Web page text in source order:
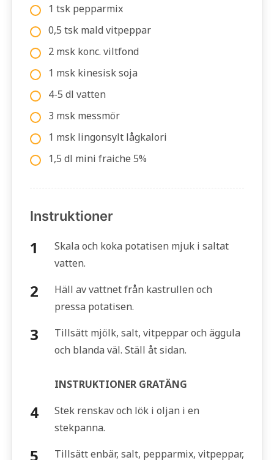
1 tsk pepparmix
0,5 tsk mald vitpeppar
2 msk konc. viltfond
1 msk kinesisk soja
4-5 dl vatten
3 msk messmör
1 msk lingonsylt lågkalori
1,5 dl mini fraiche 5%
Instruktioner
Skala och koka potatisen mjuk i saltat
vatten.
Häll av vattnet från kastrullen och
pressa potatisen.
Tillsätt mjölk, salt, vitpeppar och äggula
och blanda väl. Ställ åt sidan.
INSTRUKTIONER GRATÄNG
Stek renskav och lök i oljan i en
stekpanna.
Tillsätt enbär, salt, pepparmix, vitpeppar,